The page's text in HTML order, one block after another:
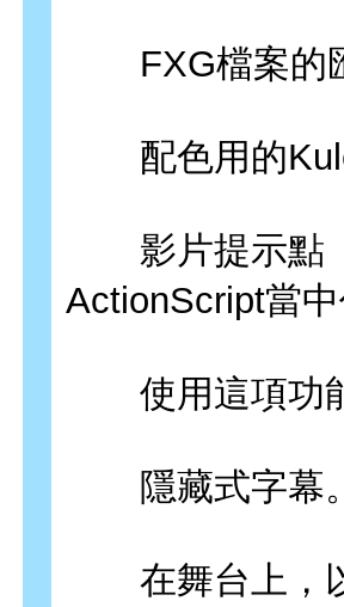
FXG檔案的
配色用的
影片提示點（
ActionScript當
使用這項功
隱藏式字幕
在舞台上，以